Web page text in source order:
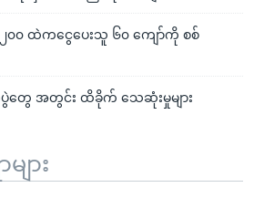
၀၀ ထဲကငွေပေးသူ ၆၀ ကျော်ကို စစ်
ေ အတွင်း ထိခိုက် သေဆုံးမှုများ
ျား